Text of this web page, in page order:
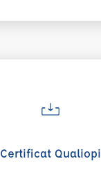
Certificat Qualiopi